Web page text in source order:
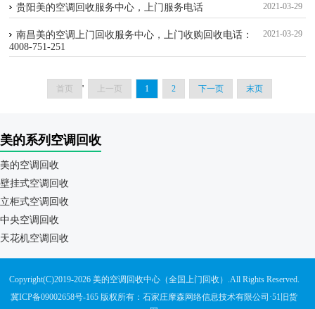
2021-03-29
贵阳美的空调回收服务中心，上门服务电话
2021-03-29
南昌美的空调上门回收服务中心，上门收购回收电话：
4008-751-251
首页 ' 上一页 1 2 下一页 末页
美的系列空调回收
美的空调回收
壁挂式空调回收
立柜式空调回收
中央空调回收
天花机空调回收
Copyright(C)2019-2026 美的空调回收中心（全国上门回收）.All Rights Reserved.
冀ICP备09002658号-165 版权所有：石家庄摩森网络信息技术有限公司·51旧货